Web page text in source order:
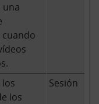
una
cuando
los
los
Sesión